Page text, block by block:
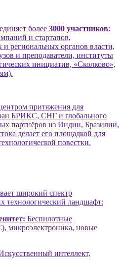
более 3000 участников:
и стартапов,
и региональных органов власти,
и преподаватели, институты
инициатив, «Сколково»,
притяжения для
БРИКС, СНГ и глобального
партнёров из Индии, Бразилии,
делает его площадкой для
повестки.
широкий спектр
технологический ландшафт:
Беспилотные
микроэлектроника, новые
интеллект,